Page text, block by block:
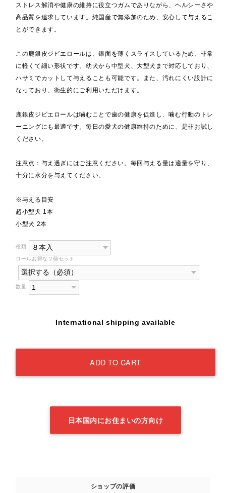
ストレス解消や健康の維持に役立つガムでありながら、ヘルシーさや
高品質を追求しています。純国産で無添加のため、安心して与えるこ
とができます。
この鹿銀皮ジビエロールは、銀面を薄くスライスしているため、非常
に軽くて細い形状です。幼犬から中型犬、大型犬まで対応しており、
ハサミでカットして与えることも可能です。また、汚れにくい設計に
なっており、衛生的にご利用いただけます。
鹿銀皮ジビエロールは噛むことで歯の健康を促進し、噛む行動のトレ
ーニングにも最適です。毎日の愛犬の健康維持のために、是非お試し
ください。
注意点：与え過ぎにはご注意ください。毎回与える量は適量を守り、
十分に水分を与えてください。
※与える目安
超小型犬 1本
小型犬 2本
種類
ロールお得な２個セット
数量
International shipping available
ADD TO CART
日本国内にお住まいの方向け
ショップの評価